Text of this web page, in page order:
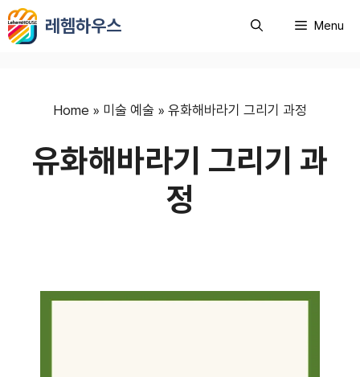
컨
텐
레헴하우스 Menu
Home » 미술 예술 » 유화해바라기 그리기 과정
유화해바라기 그리기 과
정